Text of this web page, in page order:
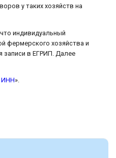
у таких хозяйств на
индивидуальный
фермерского хозяйства и
записи в ЕГРИП. Далее
ИНН».